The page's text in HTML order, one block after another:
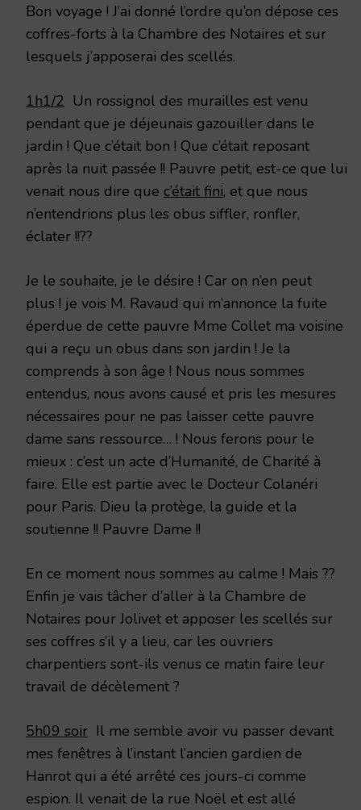
Bon voyage ! J’ai donné l’ordre qu’on dépose ces
coffres-forts à la Chambre des Notaires et sur
lesquels j’apposerai des scellés.
1h1/2 Un rossignol des murailles est venu
pendant que je déjeunais gazouiller dans le
jardin ! Que c’était bon ! Que c’était reposant
après la nuit passée !! Pauvre petit, est-ce que lui
venait nous dire que c’était fini, et que nous
n’entendrions plus les obus siffler, ronfler,
éclater !!??
Je le souhaite, je le désire ! Car on n’en peut
plus ! je vois M. Ravaud qui m’annonce la fuite
éperdue de cette pauvre Mme Collet ma voisine
qui a reçu un obus dans son jardin ! Je la
comprends à son âge ! Nous nous sommes
entendus, nous avons causé et pris les mesures
nécessaires pour ne pas laisser cette pauvre
dame sans ressource… ! Nous ferons pour le
mieux : c’est un acte d’Humanité, de Charité à
faire. Elle est partie avec le Docteur Colanéri
pour Paris. Dieu la protège, la guide et la
soutienne !! Pauvre Dame !!
En ce moment nous sommes au calme ! Mais ??
Enfin je vais tâcher d’aller à la Chambre de
Notaires pour Jolivet et apposer les scellés sur
ses coffres s’il y a lieu, car les ouvriers
charpentiers sont-ils venus ce matin faire leur
travail de décèlement ?
5h09 soir Il me semble avoir vu passer devant
mes fenêtres à l’instant l’ancien gardien de
Hanrot qui a été arrêté ces jours-ci comme
espion. Il venait de la rue Noël et est allé